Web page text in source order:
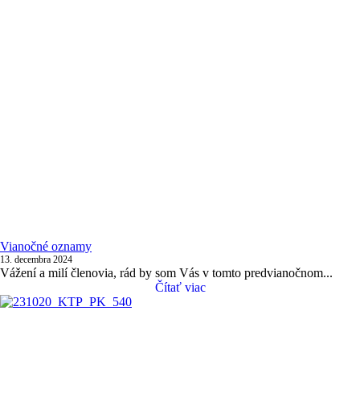
Vianočné oznamy
13. decembra 2024
Vážení a milí členovia, rád by som Vás v tomto predvianočnom...
Čítať viac